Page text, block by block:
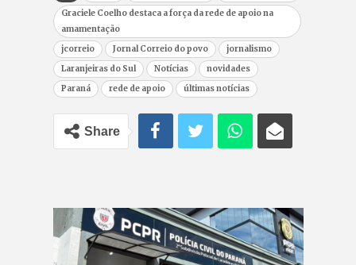
Graciele Coelho destaca a força da rede de apoio na
amamentação
jcorreio
Jornal Correio do povo
jornalismo
Laranjeiras do Sul
Notícias
novidades
Paraná
rede de apoio últimas notícias
Share